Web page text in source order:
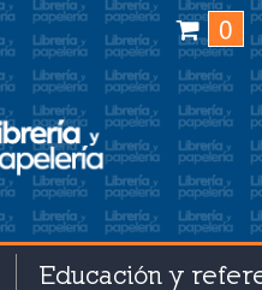
0
Educación y